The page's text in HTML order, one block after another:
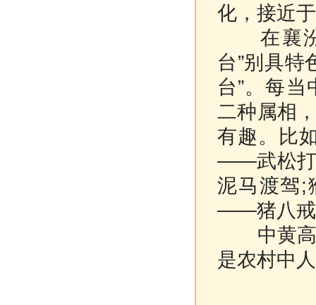
化，接近
在襄汾
台”别具特
台”。每
二种属相
有趣。比
——武松
泥马渡驾
——猪八戒
中黄高
是农村中